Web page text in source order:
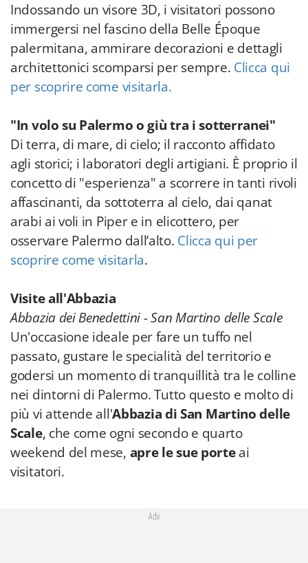
Indossando un visore 3D, i visitatori possono
immergersi nel fascino della Belle Époque
palermitana, ammirare decorazioni e dettagli
architettonici scomparsi per sempre. Clicca qui
per scoprire come visitarla.
"In volo su Palermo o giù tra i sotterranei"
Di terra, di mare, di cielo; il racconto affidato
agli storici; i laboratori degli artigiani. È proprio il
concetto di "esperienza" a scorrere in tanti rivoli
affascinanti, da sottoterra al cielo, dai qanat
arabi ai voli in Piper e in elicottero, per
osservare Palermo dall’alto. Clicca qui per
scoprire come visitarla.
Visite all'Abbazia
Abbazia dei Benedettini - San Martino delle Scale
Un'occasione ideale per fare un tuffo nel
passato, gustare le specialità del territorio e
godersi un momento di tranquillità tra le colline
nei dintorni di Palermo. Tutto questo e molto di
più vi attende all'Abbazia di San Martino delle
Scale, che come ogni secondo e quarto
weekend del mese, apre le sue porteai
visitatori.
Adv